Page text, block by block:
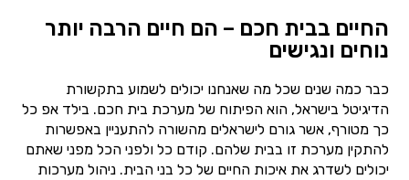
החיים בבית חכם – הם חיים הרבה יותר
נוחים ונגישים
כבר כמה שנים שכל מה שאנחנו יכולים לשמוע בתקשורת
הדיגיטל בישראל, הוא הפיתוח של מערכת בית חכם. בילד אפ כל
כך מטורף, אשר גורם לישראלים מהשורה להתעניין באפשרות
להתקין מערכת זו בבית שלהם. קודם כל ולפני הכל מפני שאתם
יכולים לשדרג את איכות החיים של כל בני הבית. ניהול מערכות